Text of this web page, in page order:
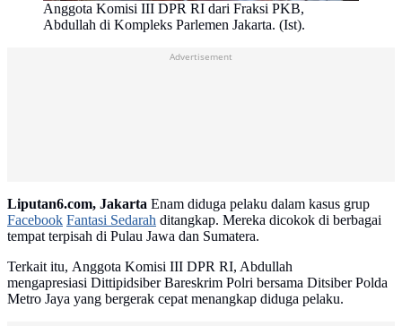
Anggota Komisi III DPR RI dari Fraksi PKB,
Abdullah di Kompleks Parlemen Jakarta. (Ist).
Advertisement
Liputan6.com, Jakarta Enam diduga pelaku dalam kasus grup
Facebook Fantasi Sedarah ditangkap. Mereka dicokok di berbagai
tempat terpisah di Pulau Jawa dan Sumatera.
Terkait itu, Anggota Komisi III DPR RI, Abdullah
mengapresiasi Dittipidsiber Bareskrim Polri bersama Ditsiber Polda
Metro Jaya yang bergerak cepat menangkap diduga pelaku.